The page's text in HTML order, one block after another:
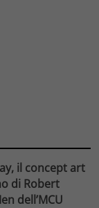
il concept art
di Robert
dell’MCU